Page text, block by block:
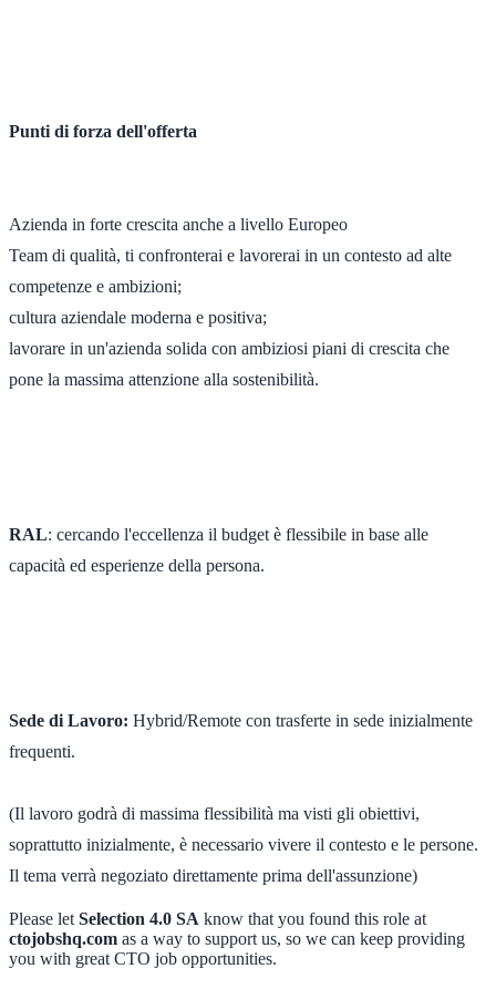
Punti di forza dell'offerta
Azienda in forte crescita anche a livello Europeo
Team di qualità, ti confronterai e lavorerai in un contesto ad alte
competenze e ambizioni;
cultura aziendale moderna e positiva;
lavorare in un'azienda solida con ambiziosi piani di crescita che
pone la massima attenzione alla sostenibilità.
RAL: cercando l'eccellenza il budget è flessibile in base alle
capacità ed esperienze della persona.
Sede di Lavoro: Hybrid/Remote con trasferte in sede inizialmente
frequenti.
(Il lavoro godrà di massima flessibilità ma visti gli obiettivi,
soprattutto inizialmente, è necessario vivere il contesto e le persone.
Il tema verrà negoziato direttamente prima dell'assunzione)
Please let Selection 4.0 SA know that you found this role at
ctojobshq.com as a way to support us, so we can keep providing
you with great CTO job opportunities.